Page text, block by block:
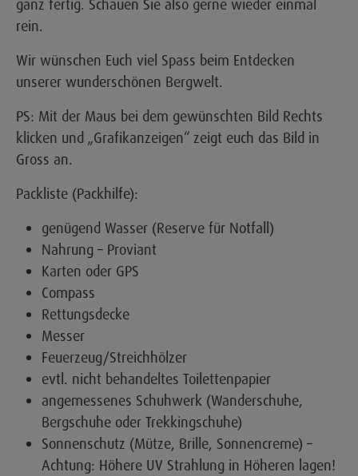
ganz fertig. Schauen Sie also gerne wieder einmal
rein.
Wir wünschen Euch viel Spass beim Entdecken
unserer wunderschönen Bergwelt.
PS: Mit der Maus bei dem gewünschten Bild Rechts
klicken und „Grafikanzeigen“ zeigt euch das Bild in
Gross an.
Packliste (Packhilfe):
genügend Wasser (Reserve für Notfall)
Nahrung – Proviant
Karten oder GPS
Compass
Rettungsdecke
Messer
Feuerzeug/Streichhölzer
evtl. nicht behandeltes Toilettenpapier
angemessenes Schuhwerk (Wanderschuhe,
Bergschuhe oder Trekkingschuhe)
Sonnenschutz (Mütze, Brille, Sonnencreme) –
Achtung: Höhere UV Strahlung in Höheren lagen!